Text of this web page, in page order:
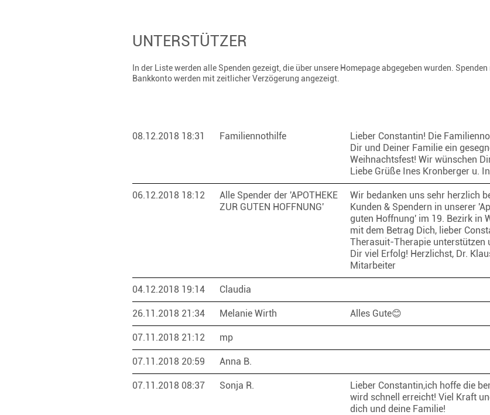
UNTERSTÜTZER
In der Liste werden alle Spenden gezeigt, die über unsere Homepage abgegeben wurden.
Bankkonto werden mit zeitlicher Verzögerung angezeigt.
08.12.2018 18:31 Familiennothilfe
Lieber Constantin! Die
Dir und Deiner Familie ein
Weihnachtsfest! Wir wünschen
Liebe Grüße Ines Kronberger u.
06.12.2018 18:12
Alle Spender der 'APOTHEKE
ZUR GUTEN HOFFNUNG'
Wir bedanken uns sehr herzlich
Kunden & Spendern in unserer
guten Hoffnung' im 19. Bezirk in
mit dem Betrag Dich, lieber
Therasuit-Therapie unterstützen
Dir viel Erfolg! Herzlichst, Dr.
Mitarbeiter
04.12.2018 19:14 Claudia
26.11.2018 21:34 Melanie Wirth Alles Gute😊
07.11.2018 21:12 mp
07.11.2018 20:59 Anna B.
07.11.2018 08:37 Sonja R.
Lieber Constantin,ich hoffe die
wird schnell erreicht! Viel Kraft
dich und deine Familie!